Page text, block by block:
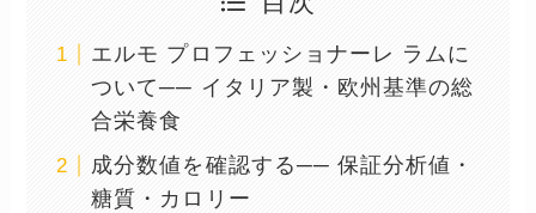
エルモ プロフェッショナーレ ラムに
ついて── イタリア製・欧州基準の総
合栄養食
成分数値を確認する── 保証分析値・
糖質・カロリー